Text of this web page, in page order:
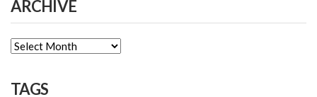
ARCHIVE
ARCHIVE
TAGS